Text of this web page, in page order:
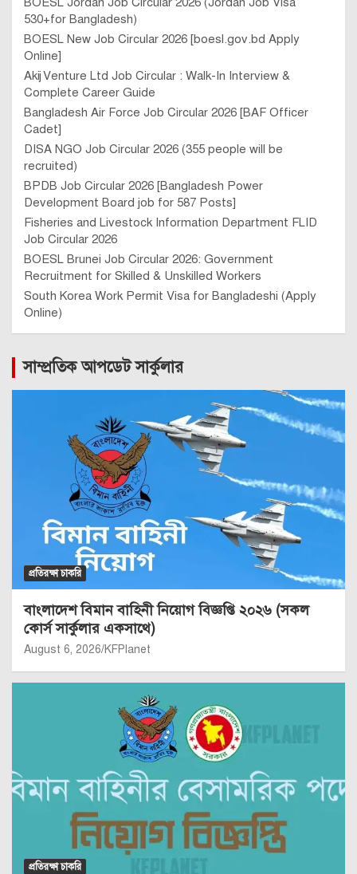
530+for Bangladesh)
BOESL New Job Circular 2026 [boesl.gov.bd Apply
Online]
Akij Venture Ltd Job Circular : Walk-In Interview &
Complete Career Guide
Bangladesh Air Force Job Circular 2026 [BAF Officer
Cadet]
DISA NGO Job Circular 2026 (355 people will be
recruited)
BPDB Job Circular 2026 [Bangladesh Power
Development Board job for 587 Posts]
Fisheries and Livestock Information Department FLID
Job Circular 2026
BOESL Brunei Job Circular 2026: Government
Recruitment for Skilled & Unskilled Workers
South Korea Work Permit Visa for Bangladeshi (Apply
Online)
সাম্প্রতিক আপডেট সার্কুলার
প্রতিরক্ষা চাকরি
বাংলাদেশ বিমান বাহিনী নিয়োগ বিজ্ঞপ্তি ২০২৬ (সকল
কোর্স সার্কুলার একসাথে)
August 6, 2026 KFPlanet
প্রতিরক্ষা চাকরি